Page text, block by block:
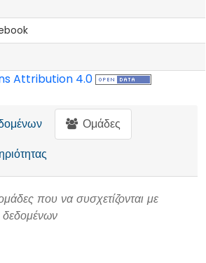
Attribution 4.0
Ομάδες
που να συσχετίζονται με